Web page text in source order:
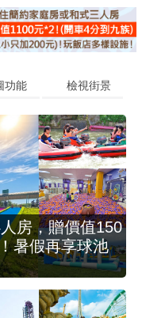
功能 檢視街景
房，贈價值150
暑假再享球池